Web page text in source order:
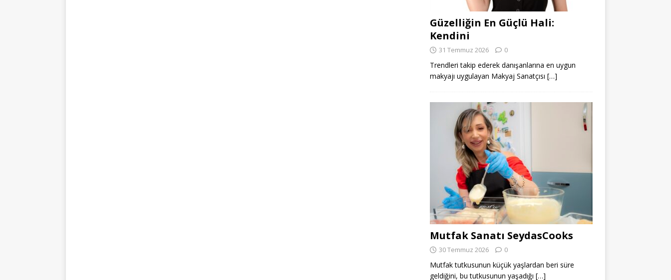
Güzelliğin En Güçlü Hali:
Kendini
31 Temmuz 2026 0
Trendleri takip ederek danışanlarına en uygun
makyajı uygulayan Makyaj Sanatçısı […]
Mutfak Sanatı SeydasCooks
30 Temmuz 2026 0
Mutfak tutkusunun küçük yaşlardan beri süre
geldiğini, bu tutkusunun yaşadığı […]